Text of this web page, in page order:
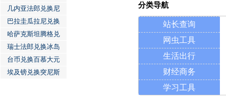
几内亚法郎兑换尼
巴拉圭瓜拉尼兑换
哈萨克斯坦腾格兑
瑞士法郎兑换冰岛
台币兑换百慕大元
埃及镑兑换突尼斯
分类导航
站长查询
网虫工具
生活出行
财经商务
学习工具